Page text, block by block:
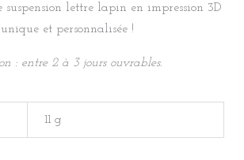
lettre lapin en impression 3D
et personnalisée !
: entre 2 à 3 jours ouvrables.
11 g